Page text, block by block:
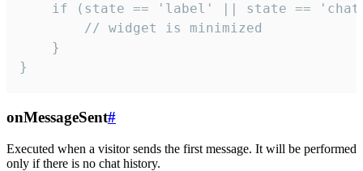
if (state == 'label' || state ==
        // widget is minimized
    }
}
onMessageSent#
Executed when a visitor sends the first message. It will be performed
only if there is no chat history.